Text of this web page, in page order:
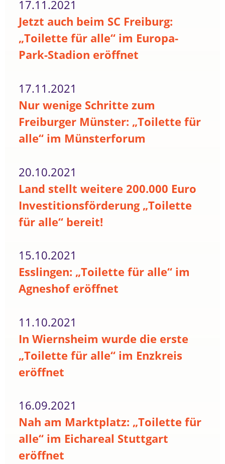
17.11.2021
Jetzt auch beim SC Freiburg:
„Toilette für alle“ im Europa-
Park-Stadion eröffnet
17.11.2021
Nur wenige Schritte zum
Freiburger Münster: „Toilette für
alle“ im Münsterforum
20.10.2021
Land stellt weitere 200.000 Euro
Investitionsförderung „Toilette
für alle“ bereit!
15.10.2021
Esslingen: „Toilette für alle“ im
Agneshof eröffnet
11.10.2021
In Wiernsheim wurde die erste
„Toilette für alle“ im Enzkreis
eröffnet
16.09.2021
Nah am Marktplatz: „Toilette für
alle“ im Eichareal Stuttgart
eröffnet